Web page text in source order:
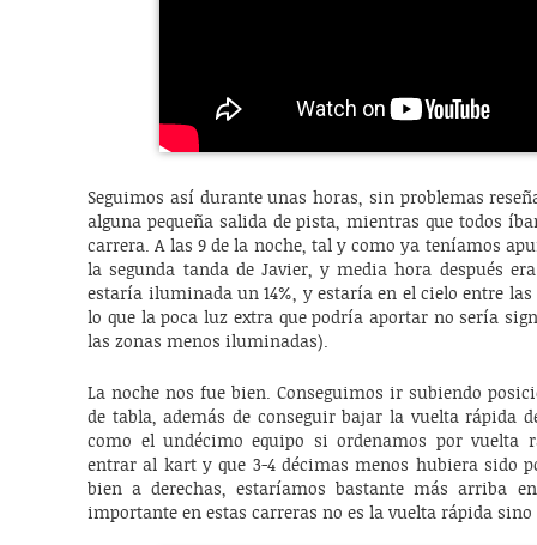
Seguimos así durante unas horas, sin problemas
alguna pequeña salida de pista, mientras que todos
carrera. A las 9 de la noche, tal y como ya teníamos
la segunda tanda de Javier, y media hora después
estaría iluminada un 14%, y estaría en el cielo entre las
lo que la poca luz extra que podría aportar no sería
las zonas menos iluminadas).
La noche nos fue bien. Conseguimos ir subiendo
de tabla, además de conseguir bajar la vuelta rápida
como el undécimo equipo si ordenamos por vuelta
entrar al kart y que 3-4 décimas menos hubiera sido
bien a derechas, estaríamos bastante más arriba
importante en estas carreras no es la vuelta rápida